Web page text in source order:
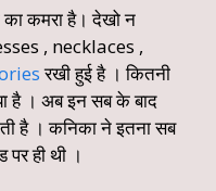
कमरा है। देखो न
, necklaces ,
रखी हुई है । कितनी
है । अब इन सब के बाद
है । कनिका ने इतना सब
पर ही थी ।